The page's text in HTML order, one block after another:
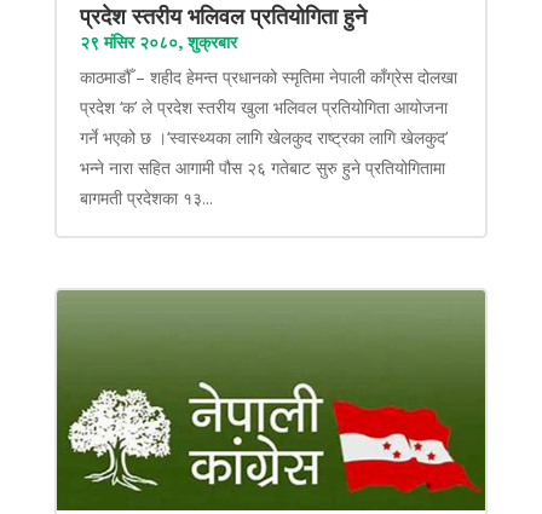
प्रदेश स्तरीय भलिवल प्रतियोगिता हुने
२९ मंसिर २०८०, शुक्रबार
काठमाडौँ – शहीद हेमन्त प्रधानको स्मृतिमा नेपाली काँग्रेस दोलखा
प्रदेश ‘क’ ले प्रदेश स्तरीय खुला भलिवल प्रतियोगिता आयोजना
गर्ने भएको छ ।‘स्वास्थ्यका लागि खेलकुद राष्ट्रका लागि खेलकुद’
भन्ने नारा सहित आगामी पौस २६ गतेबाट सुरु हुने प्रतियोगितामा
बागमती प्रदेशका १३...